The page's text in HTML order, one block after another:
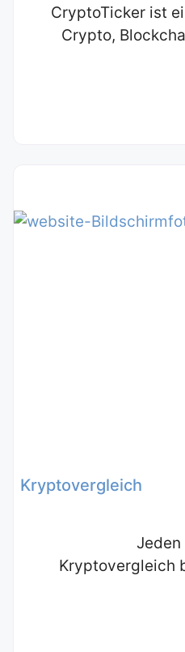
CryptoTicker ist
Crypto,
Kryptovergleich
Kryptovergleich